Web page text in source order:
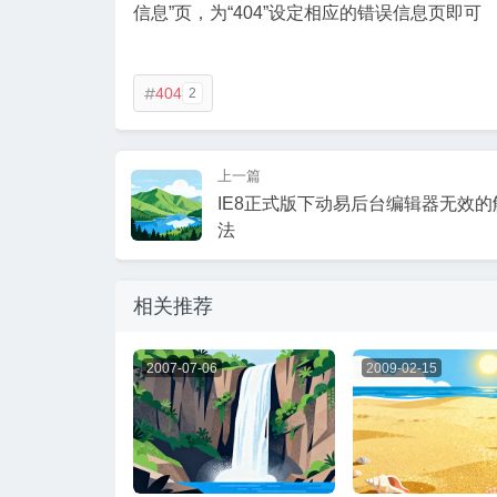
信息”页，为“404”设定相应的错误信息页即可
404 2
上一篇
IE8正式版下动易后台编辑器无效
法
相关推荐
2007-07-06 2009-02-15